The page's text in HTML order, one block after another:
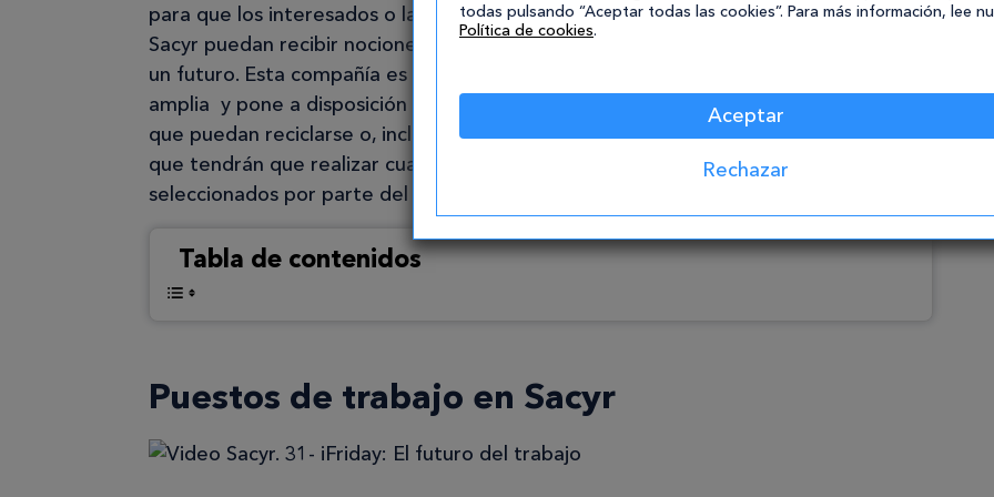
para que los interesados o las personas que han sido seleccionadas para trabajar en
Sacyr puedan recibir nociones de interés sobre el trabajo que van a desempeñar en
un futuro. Esta compañía es una de las que ofrece una variedad formativa más
amplia y pone a disposición de sus trabajadores unos
programas completos
que puedan reciclarse o, incluso, tener una primera toma de contacto con el trabajo
que tendrán que realizar cuando tomen posesión del puesto para el que hayan sido
seleccionados por parte del departamento de recursos de la empresa.
Tabla de contenidos
Puestos de trabajo en Sacyr
todas pulsando “Aceptar todas las cookies”. Para más información, lee
Política de cookies.
Aceptar
Rechazar